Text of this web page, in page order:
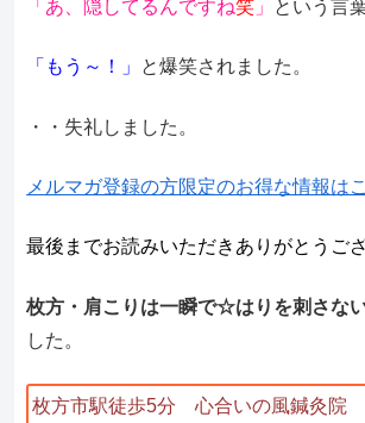
「あ、隠してるんですね笑 」 という言
「もう～！」 と爆笑されました。
・・失礼しました。
メルマガ登録の方限定のお得な情報は
最後までお読みいただきありがとうご
枚方・肩こりは一瞬で☆はりを刺さな
した。
枚方市駅徒歩5分 心合いの風鍼灸院